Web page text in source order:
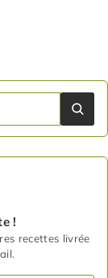
!
recettes livrée